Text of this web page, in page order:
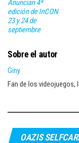
Anuncian 4ª
edición de InCON
23 y 24 de
septiembre
Sobre el autor
Giny
Fan de los videojuegos,
OAZIS